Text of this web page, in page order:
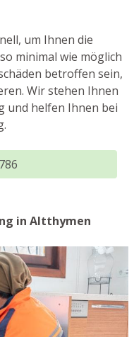
um Ihnen die
minimal wie möglich
betroffen sein,
Wir stehen Ihnen
und helfen Ihnen bei
in Altthymen